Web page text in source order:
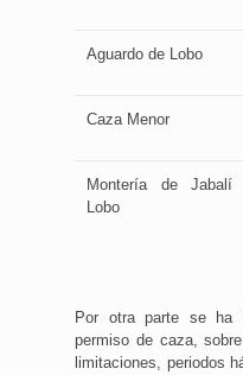
Aguardo de Lobo
Caza Menor
Montería de
Lobo
Por otra parte se ha
permiso de caza,
limitaciones, periodos